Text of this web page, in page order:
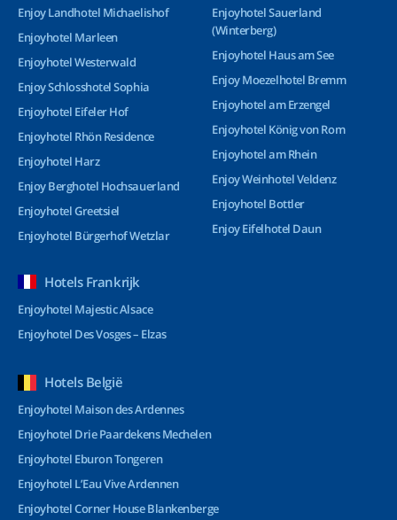
Enjoy Landhotel Michaelishof
Enjoyhotel Marleen
Enjoyhotel Westerwald
Enjoy Schlosshotel Sophia
Enjoyhotel Eifeler Hof
Enjoyhotel Rhön Residence
Enjoyhotel Harz
Enjoy Berghotel Hochsauerland
Enjoyhotel Greetsiel
Enjoyhotel Bürgerhof Wetzlar
Enjoyhotel Sauerland
(Winterberg)
Enjoyhotel Haus am See
Enjoy Moezelhotel Bremm
Enjoyhotel am Erzengel
Enjoyhotel König von Rom
Enjoyhotel am Rhein
Enjoy Weinhotel Veldenz
Enjoyhotel Bottler
Enjoy Eifelhotel Daun
Hotels Frankrijk
Enjoyhotel Majestic Alsace
Enjoyhotel Des Vosges – Elzas
Hotels België
Enjoyhotel Maison des Ardennes
Enjoyhotel Drie Paardekens Mechelen
Enjoyhotel Eburon Tongeren
Enjoyhotel L’Eau Vive Ardennen
Enjoyhotel Corner House Blankenberge